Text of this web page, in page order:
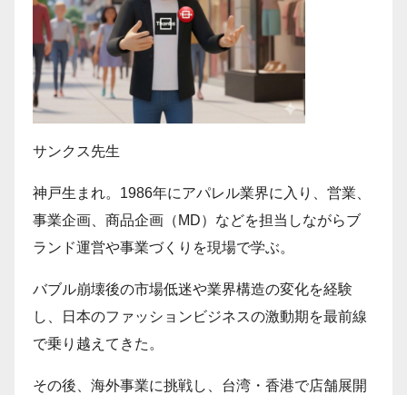
サンクス先生
神戸生まれ。1986年にアパレル業界に入り、営業、
事業企画、商品企画（MD）などを担当しながらブ
ランド運営や事業づくりを現場で学ぶ。
バブル崩壊後の市場低迷や業界構造の変化を経験
し、日本のファッションビジネスの激動期を最前線
で乗り越えてきた。
その後、海外事業に挑戦し、台湾・香港で店舗展開